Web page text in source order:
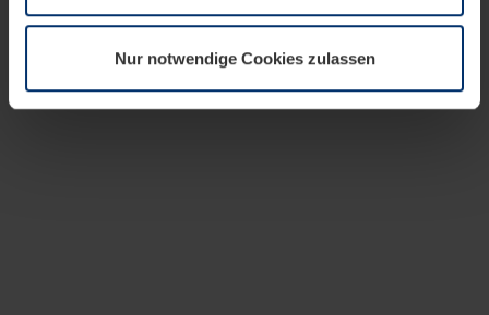
wir Ihre Erlaubnis. Ihre Einwilligung können Sie jederzeit
Datenschutzerklärungunserer Website ändern oder
widerrufen.
Nur notwendige Cookies zulassen